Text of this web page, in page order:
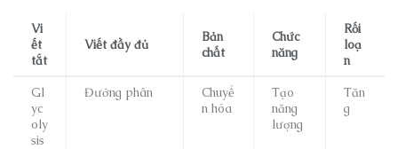
Vi
ết
tắt
Viết đầy đủ
Bản
chất
Chức
năng
Rối
loạ
n
Gl
yc
oly
sis
Đường phân
Chuyể
n hóa
Tạo
năng
lượng
Tăn
g